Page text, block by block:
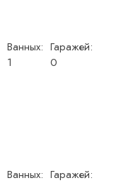
Ванных:
1
Гаражей:
0
Ванных: Гаражей: